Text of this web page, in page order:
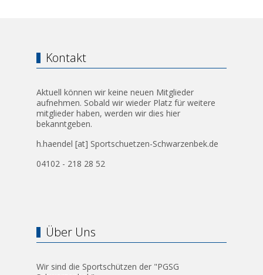
Kontakt
Aktuell können wir keine neuen Mitglieder
aufnehmen. Sobald wir wieder Platz für weitere
mitglieder haben, werden wir dies hier
bekanntgeben.
h.haendel [at] Sportschuetzen-Schwarzenbek.de
04102 - 218 28 52
Über Uns
Wir sind die Sportschützen der "PGSG